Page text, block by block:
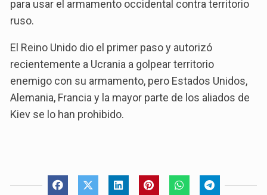
para usar el armamento occidental contra territorio
ruso.
El Reino Unido dio el primer paso y autorizó
recientemente a Ucrania a golpear territorio
enemigo con su armamento, pero Estados Unidos,
Alemania, Francia y la mayor parte de los aliados de
Kiev se lo han prohibido.